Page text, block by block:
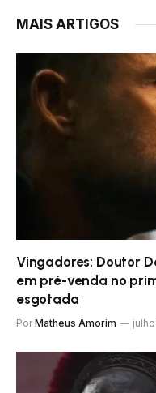
MAIS ARTIGOS
Vingadores: Doutor
em pré-venda no
esgotada
Por Matheus Amorim